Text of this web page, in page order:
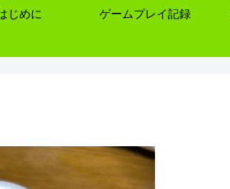
じめに ゲームプレイ記録